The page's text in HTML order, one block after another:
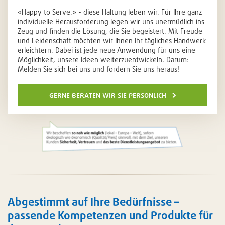
«Happy to Serve.» - diese Haltung leben wir. Für Ihre ganz
individuelle Herausforderung legen wir uns unermüdlich ins
Zeug und finden die Lösung, die Sie begeistert. Mit Freude
und Leidenschaft möchten wir Ihnen Ihr tägliches Handwerk
erleichtern. Dabei ist jede neue Anwendung für uns eine
Möglichkeit, unsere Ideen weiterzuentwickeln. Darum:
Melden Sie sich bei uns und fordern Sie uns heraus!
gerne beraten wir sie persönlich
Abgestimmt auf Ihre Bedürfnisse –
passende Kompetenzen und Produkte für